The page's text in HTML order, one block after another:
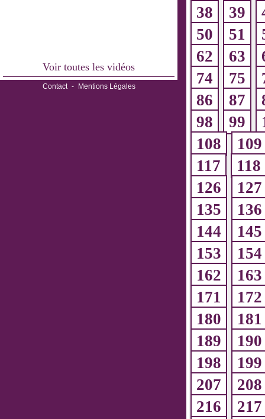
Voir toutes les vidéos
Contact - Mentions Légales
38
39
50
51
62
63
74
75
86
87
98
99
108
109
117
118
126
127
135
136
144
145
153
154
162
163
171
172
180
181
189
190
198
199
207
208
216
217